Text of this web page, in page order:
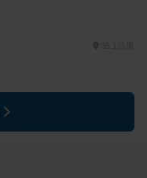
35.1公里